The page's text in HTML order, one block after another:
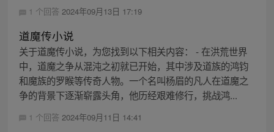
1 个回答 2024年09月13日 17:19
道魔传小说
关于道魔传小说，为您找到以下相关内容： - 在洪荒世界
中，道魔之争从混沌之初就已开始，其中涉及道族的鸿钧
和魔族的罗睺等传奇人物。一个名叫杨眉的凡人在道魔之
争的背景下逐渐崭露头角，他历经艰难修行，挑战鸿...
1 个回答 2024年09月11日 14:41